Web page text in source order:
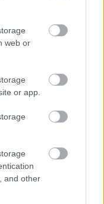
web or
or app.
and other